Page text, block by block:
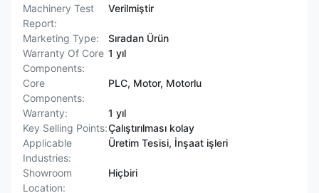
Machinery Test
Report:
Verilmiştir
Marketing Type:
Sıradan Ürün
Warranty Of Core
Components:
1 yıl
Core
Components:
PLC, Motor, Motorlu
Warranty:
1 yıl
Key Selling Points:Çalıştırılması kolay
Applicable
Industries:
Üretim Tesisi, İnşaat işleri
Showroom
Location:
Hiçbiri